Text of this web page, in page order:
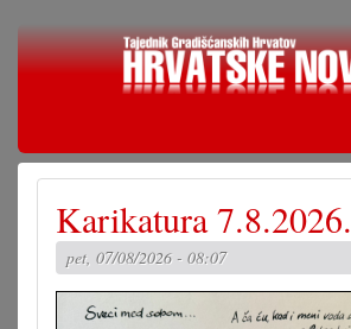
Skoči
Karikatura 7.8.2026.
pet, 07/08/2026 - 08:07